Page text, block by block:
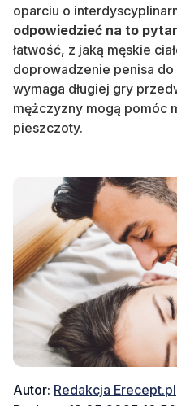
oparciu o
odpowiedzieć na to
łatwość, z jaką męskie
doprowadzenie penisa
wymaga długiej gry
mężczyzny mogą pomóc
pieszczoty.
Autor: Redakcja Erecept.pl